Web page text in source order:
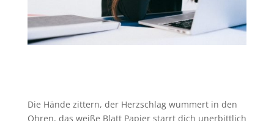
Die Hände zittern, der Herzschlag wummert in den
Ohren, das weiße Blatt Papier starrt dich unerbittlich